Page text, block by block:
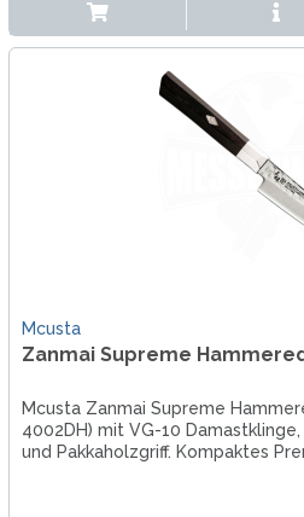
Mcusta
Zanmai Supreme
Mcusta Zanmai Supreme
4002DH) mit VG-10
und Pakkaholzgriff. Kompaktes